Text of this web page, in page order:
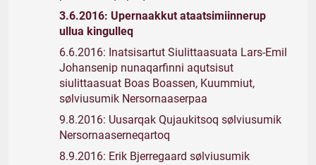
3.6.2016: Upernaakkut ataatsimiinnerup
ullua kingulleq
6.6.2016: Inatsisartut Siulittaasuata Lars-Emil
Johansenip nunaqarfinni aqutsisut
siulittaasuat Boas Boassen, Kuummiut,
sølviusumik Nersornaaserpaa
9.8.2016: Uusarqak Qujaukitsoq sølviusumik
Nersornaaserneqartoq
8.9.2016: Erik Bjerregaard sølviusumik